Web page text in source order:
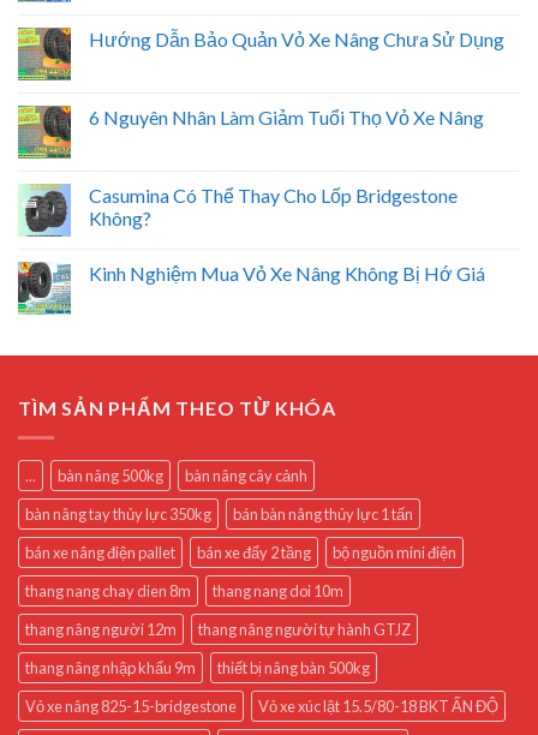
Hướng Dẫn Bảo Quản Vỏ Xe Nâng Chưa Sử Dụng
6 Nguyên Nhân Làm Giảm Tuổi Thọ Vỏ Xe Nâng
Casumina Có Thể Thay Cho Lốp Bridgestone
Không?
Kinh Nghiệm Mua Vỏ Xe Nâng Không Bị Hớ Giá
TÌM SẢN PHẨM THEO TỪ KHÓA
... bàn nâng 500kg
bàn nâng cây cảnh
bàn nâng tay thủy lực 350kg
bán bàn nâng thủy lực 1 tấn
bán xe nâng điện pallet
bán xe đẩy 2 tầng
bộ nguồn mini điện
thang nang chay dien 8m
thang nang doi 10m
thang nâng người 12m
thang nâng người tự hành GTJZ
thang nâng nhập khẩu 9m
thiết bị nâng bàn 500kg
Vỏ xe nâng 825-15-bridgestone
Vỏ xe xúc lật 15.5/80-18 BKT ẤN ĐỘ